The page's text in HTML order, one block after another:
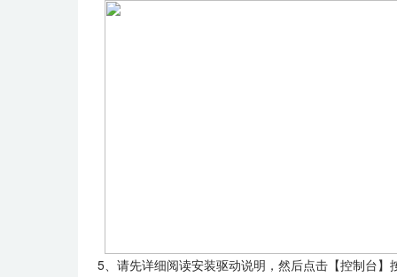
5、请先详细阅读安装驱动说明，然后点击【控制台